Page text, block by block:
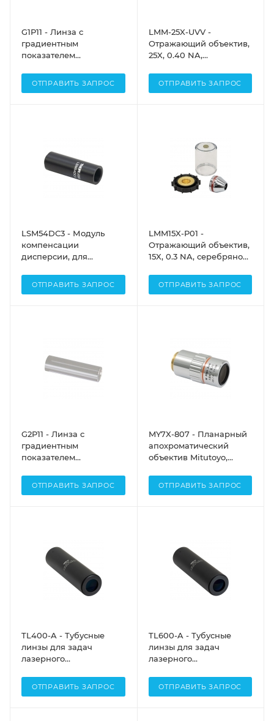
G1P11 - Линза с
градиентным
показателем
Ø1.0 мм, длина: 8.091 мм,
ОТПРАВИТЬ ЗАПРОС
LMM-25X-UVV -
Отражающий объектив,
25X, 0.40 NA,
для УФ (250 нм - 450
ОТПРАВИТЬ ЗАПРОС
LSM54DC3 - Модуль
компенсации
дисперсии, для
объективов LSM54-1310,
Thorlabs
ОТПРАВИТЬ ЗАПРОС
LMM15X-P01 -
Отражающий объектив,
15X, 0.3 NA, серебряное
заднее фокусное
расстояние:
ОТПРАВИТЬ ЗАПРОС
G2P11 - Линза с
градиентным
показателем
Ø0.5 мм, длина: 1.883 мм,
900 - 1100 нм, Thorlabs
ОТПРАВИТЬ ЗАПРОС
MY7X-807 - Планарный
апохроматический
объектив Mitutoyo,
NA, рабочее
ОТПРАВИТЬ ЗАПРОС
TL400-A - Тубусные
линзы для задач
лазерного
400 мм, просветляющее
покрытие: 400 - 700 нм,
ОТПРАВИТЬ ЗАПРОС
TL600-A - Тубусные
линзы для задач
лазерного
600 мм, просветляющее
покрытие: 400 - 700 нм,
ОТПРАВИТЬ ЗАПРОС